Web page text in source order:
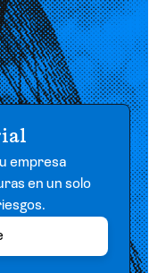
empresa
en un solo